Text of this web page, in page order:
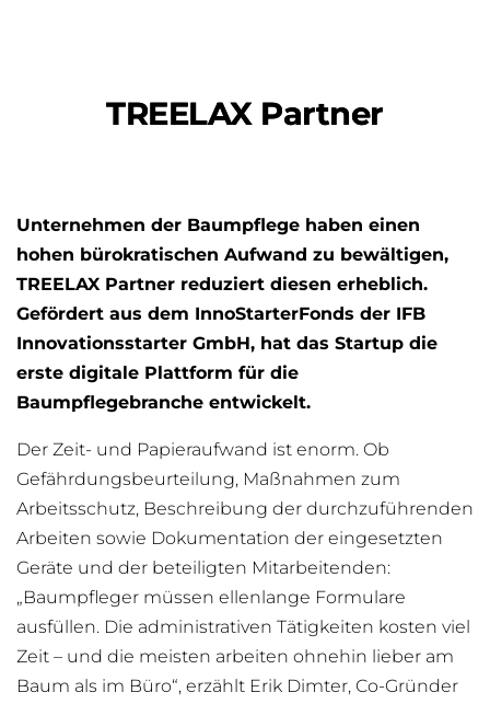
TREELAX Partner
Unternehmen der Baumpflege haben einen
hohen bürokratischen Aufwand zu bewältigen,
TREELAX Partner reduziert diesen erheblich.
Gefördert aus dem InnoStarterFonds der IFB
Innovationsstarter GmbH, hat das Startup die
erste digitale Plattform für die
Baumpflegebranche entwickelt.
Der Zeit- und Papieraufwand ist enorm. Ob
Gefährdungsbeurteilung, Maßnahmen zum
Arbeitsschutz, Beschreibung der durchzuführenden
Arbeiten sowie Dokumentation der eingesetzten
Geräte und der beteiligten Mitarbeitenden:
„Baumpfleger müssen ellenlange Formulare
ausfüllen. Die administrativen Tätigkeiten kosten viel
Zeit – und die meisten arbeiten ohnehin lieber am
Baum als im Büro“, erzählt Erik Dimter, Co-Gründer